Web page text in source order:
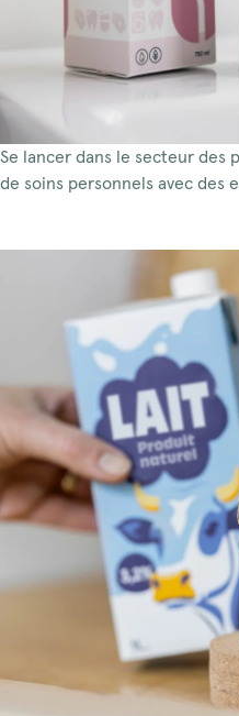
Se lancer dans le secteur
de soins personnels avec des